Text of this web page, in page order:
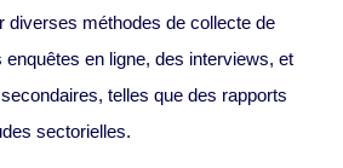
diverses méthodes de collecte de
en ligne, des interviews, et
telles que des rapports
sectorielles.